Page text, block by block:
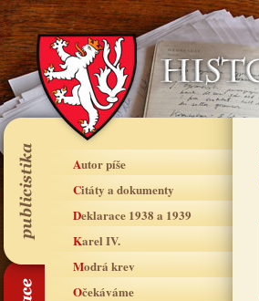
Autor píše
Citáty a dokumenty
Deklarace 1938 a 1939
Karel IV.
Modrá krev
Očekáváme